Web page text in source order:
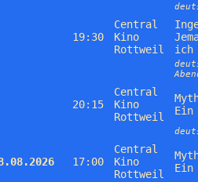
19:30
Central
Kino
Rottweil
ich
20:15
Central
Kino
Rottweil
Ein
17:00
Central
Kino
Rottweil
Ein